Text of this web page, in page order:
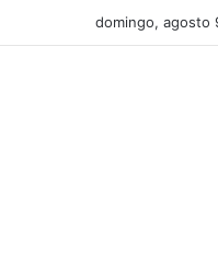
domingo, agosto